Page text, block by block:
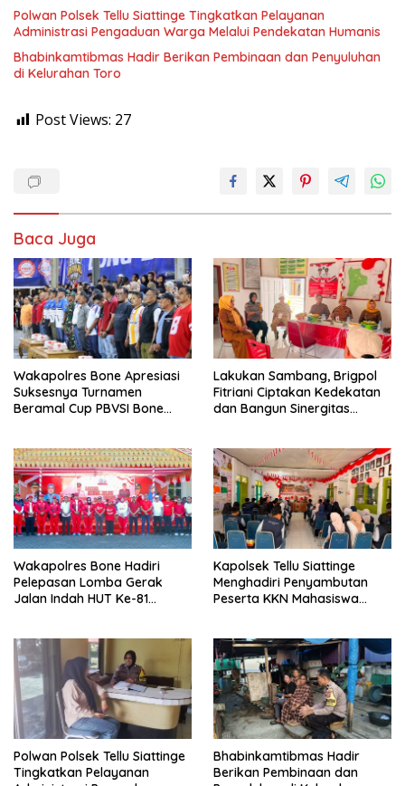
Polwan Polsek Tellu Siattinge Tingkatkan Pelayanan
Administrasi Pengaduan Warga Melalui Pendekatan Humanis
Bhabinkamtibmas Hadir Berikan Pembinaan dan Penyuluhan
di Kelurahan Toro
Post Views: 27
Baca Juga
Wakapolres Bone Apresiasi
Suksesnya Turnamen
Beramal Cup PBVSI Bone
Lakukan Sambang, Brigpol
Fitriani Ciptakan Kedekatan
dan Bangun Sinergitas
Wakapolres Bone Hadiri
Pelepasan Lomba Gerak
Jalan Indah HUT Ke-81
Kapolsek Tellu Siattinge
Menghadiri Penyambutan
Peserta KKN Mahasiswa
Siattinge
Polwan Polsek Tellu Siattinge
Tingkatkan Pelayanan
Bhabinkamtibmas Hadir
Berikan Pembinaan dan